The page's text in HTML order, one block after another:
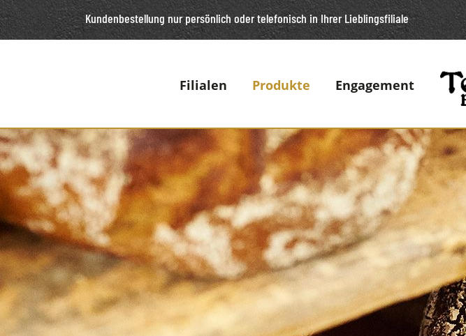
Kundenbestellung nur persönlich oder telefonisch in Ihrer Lieblingsfiliale
Filialen Produkte Engagement